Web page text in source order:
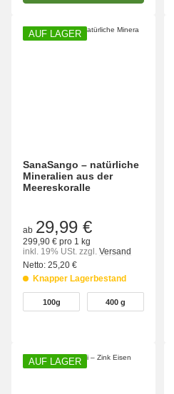
AUF LAGER
SanaSango – natürliche
Mineralien aus der
Meereskoralle
ab 29,99 €
299,90 € pro 1 kg
inkl. 19% USt. zzgl. Versand
Netto: 25,20 €
Knapper Lagerbestand
wählen
100g
100g 400 g
400 g
AUF LAGER